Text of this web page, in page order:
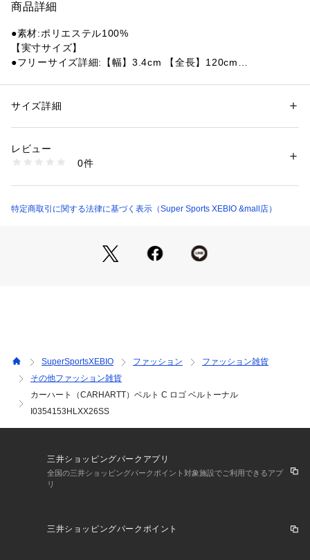
商品詳細
●素材:ポリエステル100%
【実寸サイズ】
●フリーサイズ詳細:【幅】3.4cm 【全長】120cm
を使用したベルトです。
ます。
●バックルにはデボス加工で「C」ロゴをあしらい、ベルトの
ルながら存在感のある一本です。
トロゴ刺繍を備えています。
商品の色味が若干異なる場合があります。
※掲載の価格・製品のパッケージ・デザイン・仕様について、
予告なく変更することがあります。あらかじめご了承くださ
い。カーハート CARHARTT スーパースポーツゼビオ ゼビオ
性別：レディース
貨
1540000479616
サイズ詳細
レビュー
0件
特定商取引に関する法律に基づく表示（Super Sports XEBIO &mall店）
SuperSportsXEBIO ファッション
ファッション雑貨
その他ファッション雑貨
カーハート（CARHARTT）ベルト C ロゴ ベルトーナル
I0354153HLXX26SS
三井ショッピングパークアプリ
全国の三井ショッピングパークポイント対象施設でご利用できるアプ
リ
三井ショッピングパークポイント